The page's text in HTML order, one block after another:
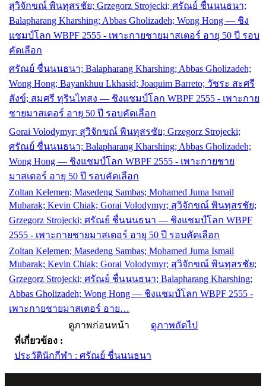
สุวิจักขณ์ พินทุสรชัย; Grzegorz Strojecki; ศรัณย์ ชื่นนนธนา;
Balapharang Kharshing; Abbas Gholizadeh; Wong Hong — ชิง
แชมป์โลก WBPF 2555 - เพาะกายชายมาสเตอร์ อายุ 50 ปี รอบ
คัดเลือก
ศรัณย์ ชื่นนนธนา; Balapharang Kharshing; Abbas Gholizadeh;
Wong Hong; Bayankhuu Lkhasid; Joaquim Barreto; วัชระ สะศรี
สังข์; สมศรี ทุรินไทสง — ชิงแชมป์โลก WBPF 2555 - เพาะกาย
ชายมาสเตอร์ อายุ 50 ปี รอบคัดเลือก
Gorai Volodymyr; สุวิจักขณ์ พินทุสรชัย; Grzegorz Strojecki;
ศรัณย์ ชื่นนนธนา; Balapharang Kharshing; Abbas Gholizadeh;
Wong Hong — ชิงแชมป์โลก WBPF 2555 - เพาะกายชาย
มาสเตอร์ อายุ 50 ปี รอบคัดเลือก
Zoltan Kelemen; Masedeng Sambas; Mohamed Juma Ismail
Mubarak; Kevin Chiak; Gorai Volodymyr; สุวิจักขณ์ พินทุสรชัย;
Grzegorz Strojecki; ศรัณย์ ชื่นนนธนา — ชิงแชมป์โลก WBPF
2555 - เพาะกายชายมาสเตอร์ อายุ 50 ปี รอบคัดเลือก
Zoltan Kelemen; Masedeng Sambas; Mohamed Juma Ismail
Mubarak; Kevin Chiak; Gorai Volodymyr; สุวิจักขณ์ พินทุสรชัย;
Grzegorz Strojecki; ศรัณย์ ชื่นนนธนา; Balapharang Kharshing;
Abbas Gholizadeh; Wong Hong — ชิงแชมป์โลก WBPF 2555 -
เพาะกายชายมาสเตอร์ อาย…
ดูภาพก่อนหน้า
ดูภาพถัดไป
ที่เกี่ยวข้อง :
ประวัตินักกีฬา : ศรัณย์ ชื่นนนธนา